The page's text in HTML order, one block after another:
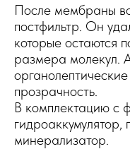
После мембраны
постфильтр. Он
которые остаются
размера молекул.
прозрачность.
В комплектацию с
минерализатор.